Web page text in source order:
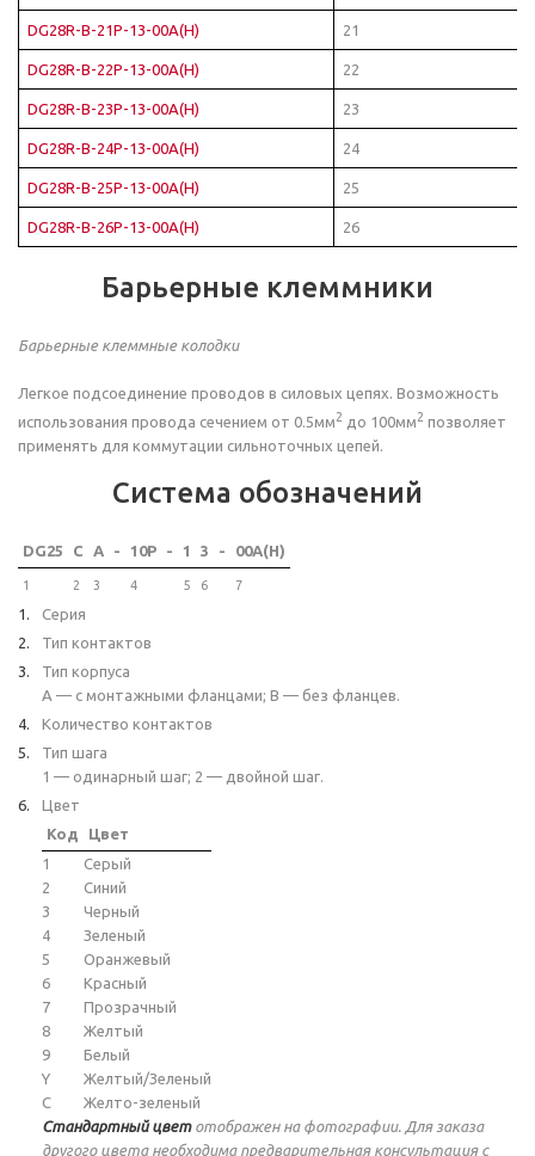
DG28R-B-21P-13-00A(H) 21
DG28R-B-22P-13-00A(H) 22
DG28R-B-23P-13-00A(H) 23
DG28R-B-24P-13-00A(H) 24
DG28R-B-25P-13-00A(H) 25
DG28R-B-26P-13-00A(H) 26
Барьерные клеммники
Барьерные клеммные колодки
Легкое подсоединение проводов в силовых цепях. Возможность
использования провода сечением от 0.5мм2 до 100мм2 позволяет
применять для коммутации сильноточных цепей.
Система обозначений
DG25 C A - 10P - 1 3 - 00A(H)
1 2 3 4 5 6 7
Серия
Тип контактов
Тип корпуса
A — с монтажными фланцами; B — без фланцев.
Количество контактов
Тип шага
1 — одинарный шаг; 2 — двойной шаг.
Цвет
Код
Цвет
1
Серый
2
Синий
3
Черный
4
Зеленый
5
Оранжевый
6
Красный
7
Прозрачный
8
Желтый
9
Белый
Y
Желтый/Зеленый
C
Желто-зеленый
Стандартный цветотображен на фотографии. Для заказа
другого цвета необходима предварительная консультация с